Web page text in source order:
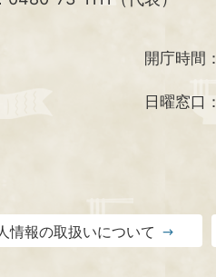
開庁時間：
日曜窓口：
情報の取扱いについて